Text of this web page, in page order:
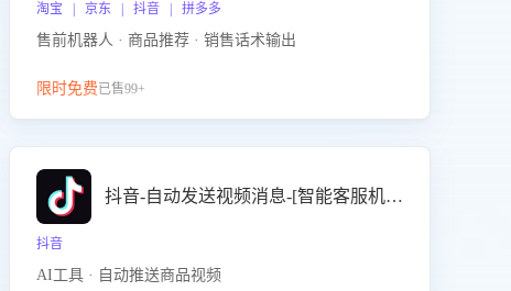
淘宝 | 京东 | 抖音 | 拼多多
售前机器人 · 商品推荐 · 销售话术输出
限时免费已售99+
抖音-自动发送视频消息-[智能客服机器人]
抖音
AI工具 · 自动推送商品视频